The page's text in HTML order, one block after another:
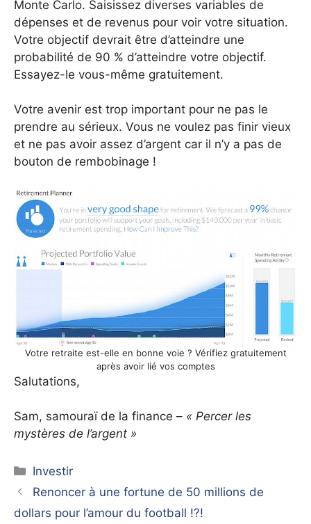
Monte Carlo. Saisissez diverses variables de
dépenses et de revenus pour voir votre situation.
Votre objectif devrait être d’atteindre une
probabilité de 90 % d’atteindre votre objectif.
Essayez-le vous-même gratuitement.
Votre avenir est trop important pour ne pas le
prendre au sérieux. Vous ne voulez pas finir vieux
et ne pas avoir assez d’argent car il n’y a pas de
bouton de rembobinage !
Votre retraite est-elle en bonne voie ? Vérifiez gratuitement
après avoir lié vos comptes
Salutations,
Sam, samouraï de la finance – « Percer les
mystères de l’argent »
Catégories
Investir
Renoncer à une fortune de 50 millions de
dollars pour l’amour du football !?!